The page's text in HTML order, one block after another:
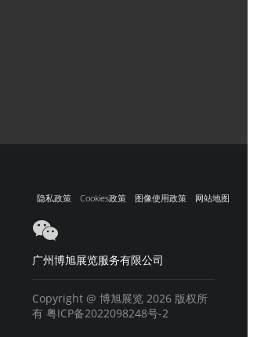
隐私政策 Cookies政策 图像使用政策 网站地图
广州博旭展览服务有限公司
Copyright @ 博旭展览 2026 版权所
有 粤ICP备2022098248号-2